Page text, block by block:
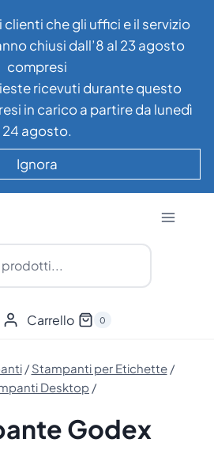
che gli uffici e il servizio
chiusi dall’8 al 23 agosto
compresi
ricevuti durante questo
in carico a partire da lunedì
24 agosto.
Ignora
Carrello 0
/ Stampanti per Etichette /
Desktop /
Godex